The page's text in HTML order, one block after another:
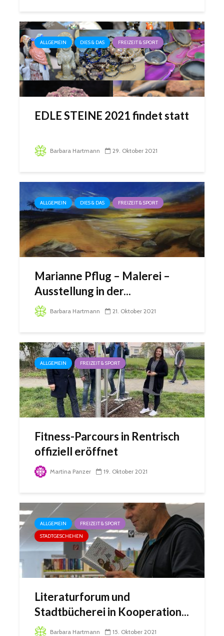
ALLGEMEIN DIES & DAS FREIZEIT & SPORT
EDLE STEINE 2021 findet statt
Barbara Hartmann 29. Oktober 2021
ALLGEMEIN DIES & DAS FREIZEIT & SPORT
Marianne Pflug – Malerei –
Ausstellung in der...
Barbara Hartmann 21. Oktober 2021
ALLGEMEIN FREIZEIT & SPORT
Fitness-Parcours in Rentrisch
offiziell eröffnet
Martina Panzer 19. Oktober 2021
ALLGEMEIN
FREIZEIT & SPORT
STADTGESCHEHEN
Literaturforum und
Stadtbücherei in Kooperation...
Barbara Hartmann 15. Oktober 2021